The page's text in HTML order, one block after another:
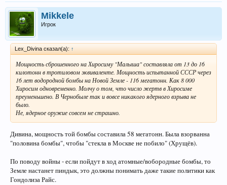
Mikkele
Игрок
Lex_Divina сказал(а): ↑
Мощность сброшенного на Хиросиму "Малыша" составляла от 13 до 16
килотонн в тротиловом эквиваленте. Мощность испытанной СССР через
16 лет водородной бомбы на Новой Земле - 116 мегатонн. Как 8 000
Хиросим одновременно. Молчу о том, что число жертв в Хиросиме
преуменьшено. В Чернобыле так и вовсе никакого ядерного взрыва не
было.
Не, ядерное оружие совсем не страшно.
Дивина, мощность той бомбы составила 58 мегатонн. Была взорванна
"половина бомбы", чтобы "стекла в Москве не побило" (Хрущёв).
По поводу войны - если пойдут в ход атомные/вобородные бомбы, то
Земле настанет пиндык, это должны понимать даже такие политики как
Гондолиза Райс.